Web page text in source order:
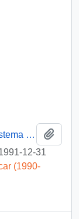
Anexo Colocaciones y Depósitos del Sistema Financiero
12-31
(1990-